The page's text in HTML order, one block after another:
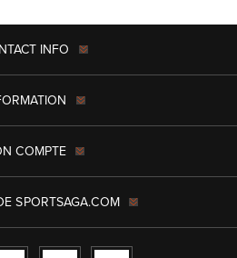
INFO
COMPTE
SPORTSAGA.COM